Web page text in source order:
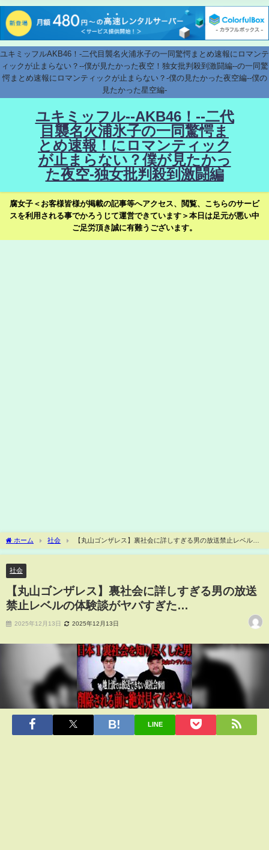
ユキミッフルAKB46！-二代目襲名火浦氷子の一同驚愕まとめ速報にロマンテ
ィックが止まらない？--僕が見たかった夜空！独女批判殺到激闘編--の一同驚
愕まとめ速報にロマンティックが止まらない？-僕の見たかった夜空編--僕の
見たかった星空編-
ユキミッフル--AKB46！--二代
目襲名火浦氷子の一同驚愕ま
とめ速報！にロマンティック
が止まらない？僕が見たかっ
た夜空-独女批判殺到激闘編
腐女子＜お客様皆様が掲載の記事等へアクセス、閲覧、こちらのサービ
スを利用される事でかろうじて運営できています＞本日は足元が悪い中
ご足労頂き誠に有難うございます。
ホーム 社会
【丸山ゴンザレス】裏社会に詳しすぎる男の放送禁止レベルの
体験談がヤバすぎた…
社会
【丸山ゴンザレス】裏社会に詳しすぎる男の放送
禁止レベルの体験談がヤバすぎた…
2025年12月13日 2025年12月13日
LINE